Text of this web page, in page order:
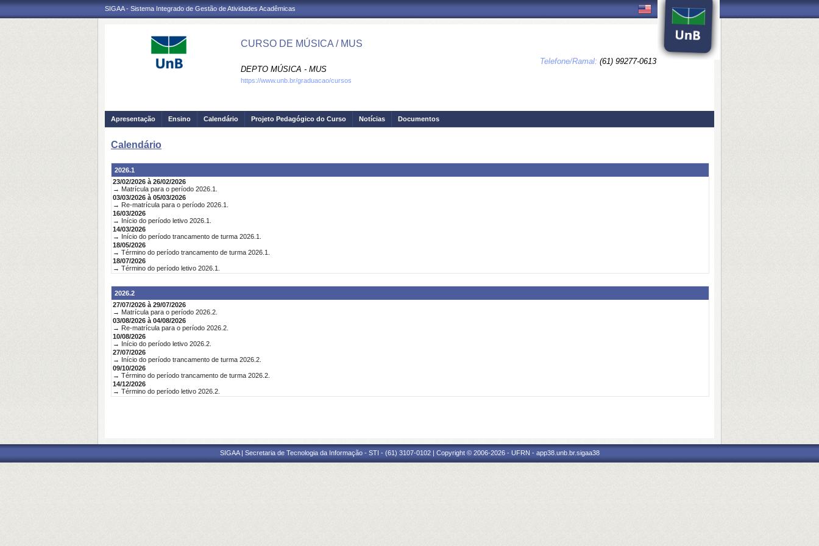
SIGAA - Sistema Integrado de Gestão de Atividades Acadêmicas
CURSO DE MÚSICA / MUS
DEPTO MÚSICA - MUS
Telefone/Ramal: (61) 99277-0613
https://www.unb.br/graduacao/cursos
Apresentação Ensino Calendário Projeto Pedagógico do Curso Notícias Documentos
Calendário
2026.1
23/02/2026 à 26/02/2026
→ Matrícula para o período 2026.1.
03/03/2026 à 05/03/2026
→ Re-matrícula para o período 2026.1.
16/03/2026
→ Início do período letivo 2026.1.
14/03/2026
→ Início do período trancamento de turma 2026.1.
18/05/2026
→ Término do período trancamento de turma 2026.1.
18/07/2026
→ Término do período letivo 2026.1.
2026.2
27/07/2026 à 29/07/2026
→ Matrícula para o período 2026.2.
03/08/2026 à 04/08/2026
→ Re-matrícula para o período 2026.2.
10/08/2026
→ Início do período letivo 2026.2.
27/07/2026
→ Início do período trancamento de turma 2026.2.
09/10/2026
→ Término do período trancamento de turma 2026.2.
14/12/2026
→ Término do período letivo 2026.2.
SIGAA | Secretaria de Tecnologia da Informação - STI - (61) 3107-0102 | Copyright © 2006-2026 - UFRN - app38.unb.br.sigaa38